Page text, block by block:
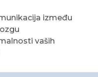
između
vaših